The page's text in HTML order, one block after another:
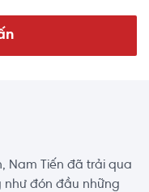
Nam Tiến đã trải qua
như đón đầu những